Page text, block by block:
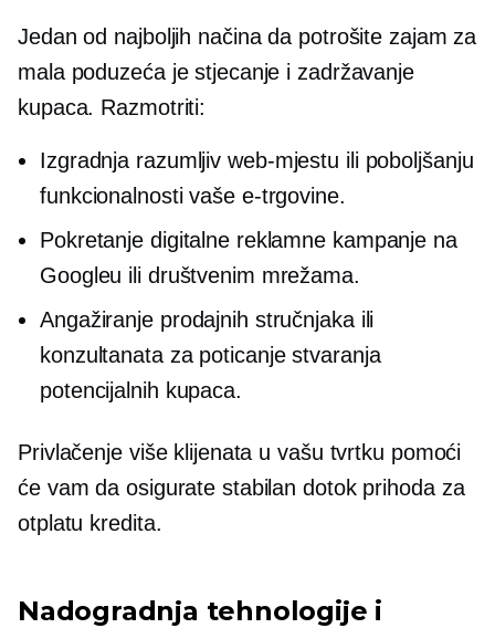
Jedan od najboljih načina da potrošite zajam za
mala poduzeća je stjecanje i zadržavanje
kupaca. Razmotriti:
Izgradnja razumljiv web-mjestu ili poboljšanju
funkcionalnosti vaše e-trgovine.
Pokretanje digitalne reklamne kampanje na
Googleu ili društvenim mrežama.
Angažiranje prodajnih stručnjaka ili
konzultanata za poticanje stvaranja
potencijalnih kupaca.
Privlačenje više klijenata u vašu tvrtku pomoći
će vam da osigurate stabilan dotok prihoda za
otplatu kredita.
Nadogradnja tehnologije i